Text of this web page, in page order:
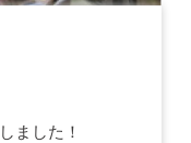
ました！